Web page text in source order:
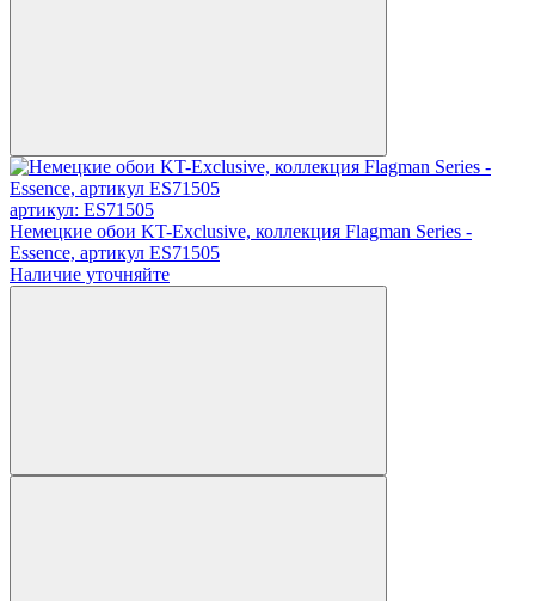
артикул: ES71505
Немецкие обои KT-Exclusive, коллекция Flagman Series -
Essence, артикул ES71505
Наличие уточняйте